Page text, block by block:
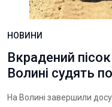
НОВИНИ
Вкрадений
Волині судять
На Волині завершили